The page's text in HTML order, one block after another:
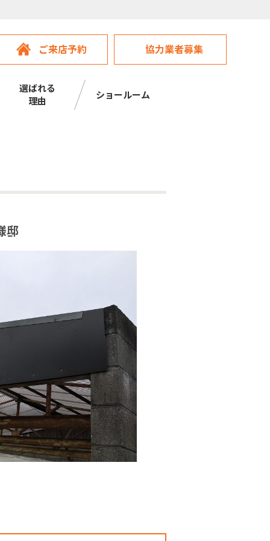
ご来店予約 協力業者募集
選ばれる
理由
ショールーム
邸